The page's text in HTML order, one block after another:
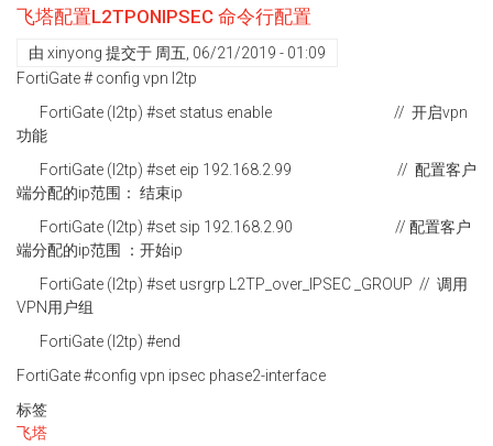
飞塔配置L2TPONIPSEC 命令行配置
由 xinyong 提交于 周五, 06/21/2019 - 01:09
FortiGate # config vpn l2tp
FortiGate (l2tp) #set status enable // 开启vpn
功能
FortiGate (l2tp) #set eip 192.168.2.99 // 配置客户
端分配的ip范围： 结束ip
FortiGate (l2tp) #set sip 192.168.2.90 // 配置客户
端分配的ip范围 ：开始ip
FortiGate (l2tp) #set usrgrp L2TP_over_IPSEC _GROUP // 调用
VPN用户组
FortiGate (l2tp) #end
FortiGate #config vpn ipsec phase2-interface
标签
飞塔